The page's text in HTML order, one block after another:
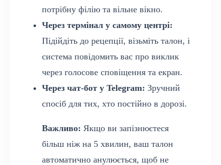
потрібну філію та вільне вікно.
Через термінал у самому центрі:
Підійдіть до рецепції, візьміть талон, і
система повідомить вас про виклик
через голосове сповіщення та екран.
Через чат-бот у Telegram: Зручний
спосіб для тих, хто постійно в дорозі.
Важливо: Якщо ви запізнюєтеся
більш ніж на 5 хвилин, ваш талон
автоматично анулюється, щоб не